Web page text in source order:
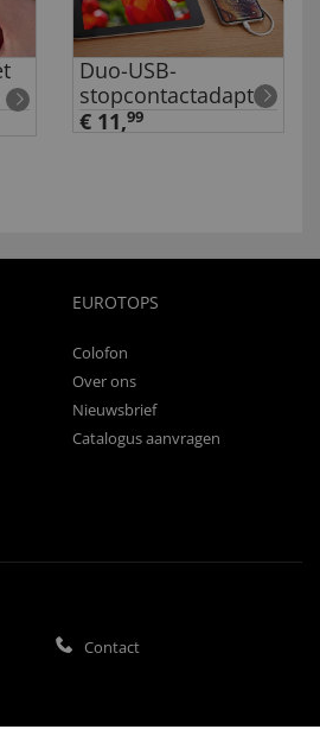
Duo-USB-
stopcontactadapter
€ 11,99
EUROTOPS
Colofon
Over ons
Nieuwsbrief
Catalogus aanvragen
Contact